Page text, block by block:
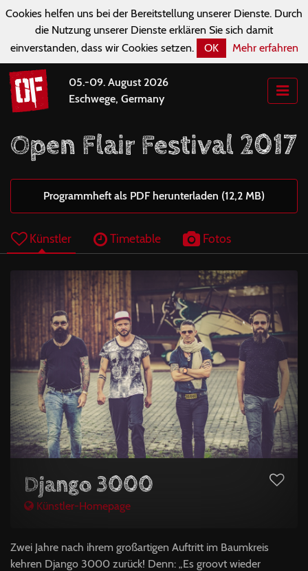
Cookies helfen uns bei der Bereitstellung unserer Dienste. Durch
die Nutzung unserer Dienste erklären Sie sich damit
einverstanden, dass wir Cookies setzen.
OK Mehr erfahren
05.-09. August 2026
Eschwege, Germany
Open Flair Festival 2017
Programmheft als PDF herunterladen (12,2 MB)
Künstler Timetable Fotos
Django 3000
Künstler-Homepage
Zwei Jahre nach ihrem großartigen Auftritt im Baumkreis
kehren Django 3000 zurück! Denn: „Es groovt wieder